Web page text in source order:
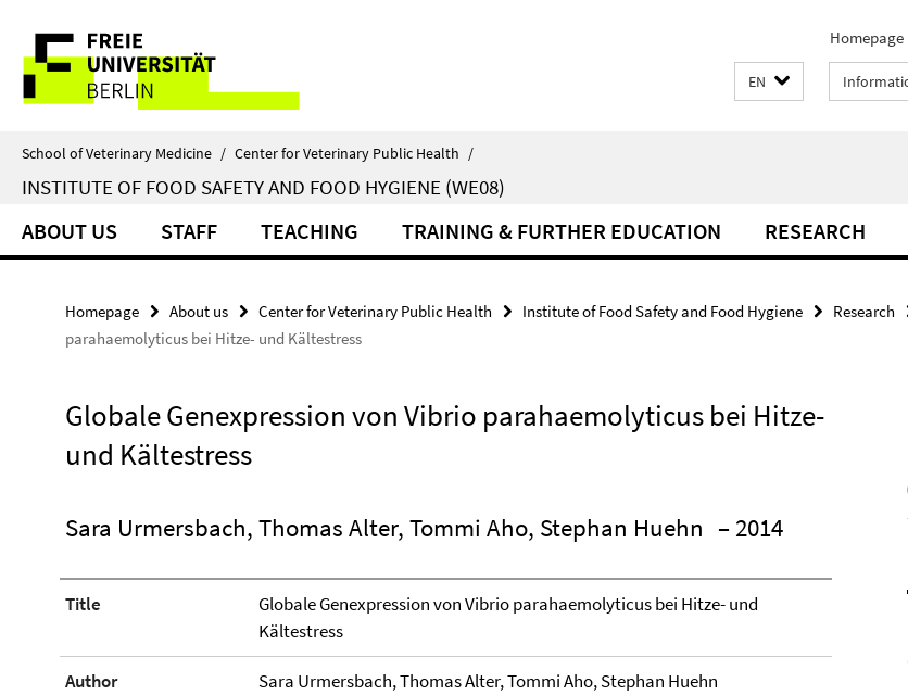
direkt
Inhalt
Service
Navigation
Homepage
EN
School of Veterinary Medicine / Center for Veterinary Public Health /
INSTITUTE OF FOOD SAFETY AND FOOD HYGIENE (WE08)
ABOUT US STAFF TEACHING TRAINING & FURTHER EDUCATION RESEARCH
Homepage About us Center for Veterinary Public Health Institute of Food Safety and Food Hygiene Research
parahaemolyticus bei Hitze- und Kältestress
Globale Genexpression von Vibrio parahaemolyticus bei Hitze-
und Kältestress
Sara Urmersbach, Thomas Alter, Tommi Aho, Stephan Huehn – 2014
Title
Globale Genexpression von Vibrio parahaemolyticus bei Hitze- und
Kältestress
Author Sara Urmersbach, Thomas Alter, Tommi Aho, Stephan Huehn